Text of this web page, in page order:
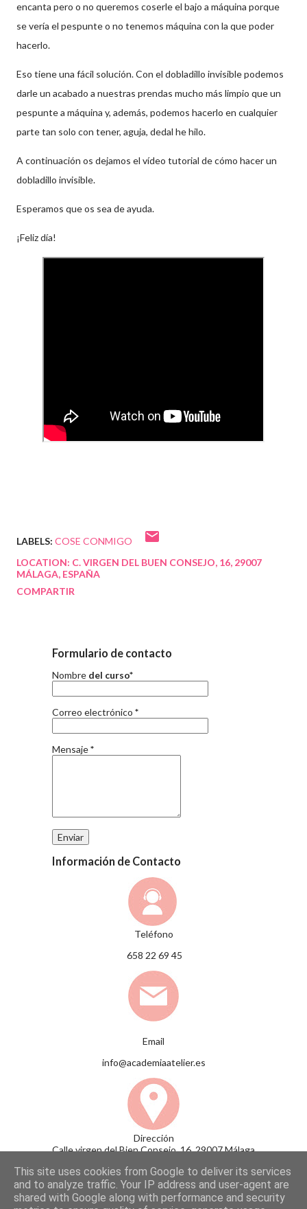
encanta pero o no queremos coserle el bajo a máquina porque
se vería el pespunte o no tenemos máquina con la que poder
hacerlo.
Eso tiene una fácil solución. Con el dobladillo invisible podemos
darle un acabado a nuestras prendas mucho más limpio que un
pespunte a máquina y, además, podemos hacerlo en cualquier
parte tan solo con tener, aguja, dedal he hilo.
A continuación os dejamos el vídeo tutorial de cómo hacer un
dobladillo invisible.
Esperamos que os sea de ayuda.
¡Feliz día!
LABELS: COSE CONMIGO
LOCATION: C. VIRGEN DEL BUEN CONSEJO, 16, 29007
MÁLAGA, ESPAÑA
COMPARTIR
Formulario de contacto
Nombre del curso*
Correo electrónico *
Mensaje*
Información de Contacto
Teléfono
658 22 69 45
Email
info@academiaatelier.es
Dirección
Calle virgen del Bien Consejo, 16, 29007 Málaga
Con la tecnología de Blogger
This site uses cookies from Google to deliver its services
and to analyze traffic. Your IP address and user-agent are
shared with Google along with performance and security